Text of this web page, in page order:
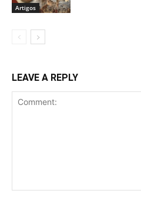
Artigos
LEAVE A REPLY